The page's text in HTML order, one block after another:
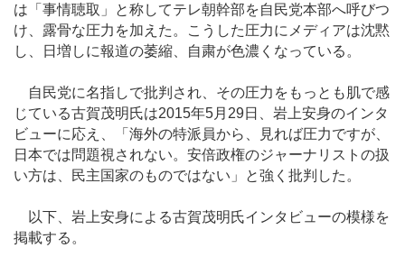
は「事情聴取」と称してテレ朝幹部を自民党本部へ呼びつ
け、露骨な圧力を加えた。こうした圧力にメディアは沈黙
し、日増しに報道の萎縮、自粛が色濃くなっている。
自民党に名指しで批判され、その圧力をもっとも肌で感
じている古賀茂明氏は2015年5月29日、岩上安身のインタ
ビューに応え、「海外の特派員から、見れば圧力ですが、
日本では問題視されない。安倍政権のジャーナリストの扱
い方は、民主国家のものではない」と強く批判した。
以下、岩上安身による古賀茂明氏インタビューの模様を
掲載する。